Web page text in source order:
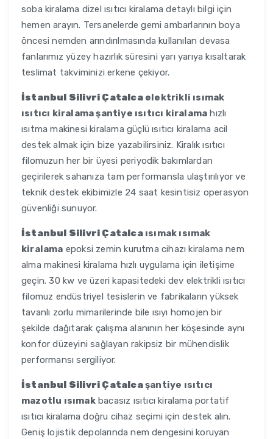
soba kiralama dizel ısıtıcı kiralama detaylı bilgi için
hemen arayın. Tersanelerde gemi ambarlarının boya
öncesi nemden arındırılmasında kullanılan devasa
fanlarımız yüzey hazırlık süresini yarı yarıya kısaltarak
teslimat takviminizi erkene çekiyor.
İstanbul Silivri Çatalcaelektrikli ısımak
ısıtıcı kiralama şantiye ısıtıcı kiralama hızlı
ısıtma makinesi kiralama güçlü ısıtıcı kiralama acil
destek almak için bize yazabilirsiniz. Kiralık ısıtıcı
filomuzun her bir üyesi periyodik bakımlardan
geçirilerek sahanıza tam performansla ulaştırılıyor ve
teknik destek ekibimizle 24 saat kesintisiz operasyon
güvenliği sunuyor.
İstanbul Silivri Çatalcaısımak ısımak
kiralama epoksi zemin kurutma cihazı kiralama nem
alma makinesi kiralama hızlı uygulama için iletişime
geçin. 30 kw ve üzeri kapasitedeki dev elektrikli ısıtıcı
filomuz endüstriyel tesislerin ve fabrikaların yüksek
tavanlı zorlu mimarilerinde bile ısıyı homojen bir
şekilde dağıtarak çalışma alanının her köşesinde aynı
konfor düzeyini sağlayan rakipsiz bir mühendislik
performansı sergiliyor.
İstanbul Silivri Çatalcaşantiye ısıtıcı
mazotlu ısımakbacasız ısıtıcı kiralama portatif
ısıtıcı kiralama doğru cihaz seçimi için destek alın.
Geniş lojistik depolarında nem dengesini koruyan